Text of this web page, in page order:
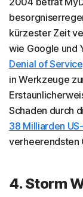
kürzester Zeit
wie Google und
Denial of
in Werkzeuge
Schaden durch
38 Milliarden
verheerendsten
4. Storm